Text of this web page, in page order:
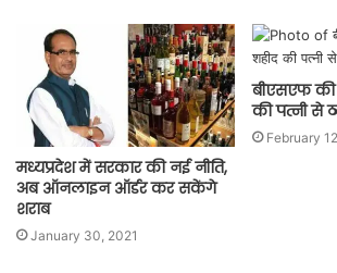
मध्यप्रदेश में सरकार की नई नीति,
अब ऑनलाइन ऑर्डर कर सकेंगे
शराब
January 30, 2021
बीएसएफ की
की पत्नी से
February